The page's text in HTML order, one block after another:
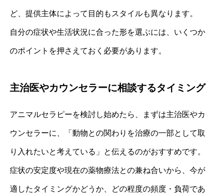
ど、提供主体によって目的もスタイルも異なります。
自分の症状や生活状況に合った形を選ぶには、いくつか
のポイントを押さえておく必要があります。
主治医やカウンセラーに相談するタイミング
アニマルセラピーを検討し始めたら、まずは主治医やカ
ウンセラーに、「動物との関わりを治療の一部として取
り入れたいと考えている」と伝えるのがおすすめです。
症状の安定度や現在の薬物療法との兼ね合いから、今が
適したタイミングかどうか、どの程度の頻度・負荷であ